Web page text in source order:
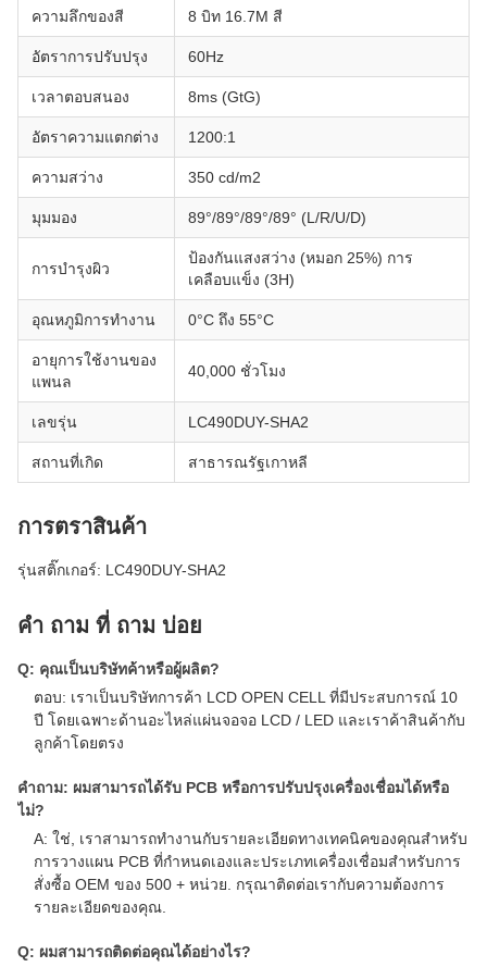
ความลึกของสี 8 บิท 16.7M สี
อัตราการปรับปรุง 60Hz
เวลาตอบสนอง 8ms (GtG)
อัตราความแตกต่าง 1200:1
ความสว่าง 350 cd/m2
มุมมอง 89°/89°/89°/89° (L/R/U/D)
การบํารุงผิว
ป้องกันแสงสว่าง (หมอก 25%) การ
เคลือบแข็ง (3H)
อุณหภูมิการทํางาน 0°C ถึง 55°C
อายุการใช้งานของ
แพนล
40,000 ชั่วโมง
เลขรุ่น LC490DUY-SHA2
สถานที่เกิด สาธารณรัฐเกาหลี
การตราสินค้า
รุ่นสติ๊กเกอร์: LC490DUY-SHA2
คํา ถาม ที่ ถาม บ่อย
Q: คุณเป็นบริษัทค้าหรือผู้ผลิต?
ตอบ: เราเป็นบริษัทการค้า LCD OPEN CELL ที่มีประสบการณ์ 10
ปี โดยเฉพาะด้านอะไหล่แผ่นจอจอ LCD / LED และเราค้าสินค้ากับ
ลูกค้าโดยตรง
คําถาม: ผมสามารถได้รับ PCB หรือการปรับปรุงเครื่องเชื่อมได้หรือ
ไม่?
A: ใช่, เราสามารถทํางานกับรายละเอียดทางเทคนิคของคุณสําหรับ
การวางแผน PCB ที่กําหนดเองและประเภทเครื่องเชื่อมสําหรับการ
สั่งซื้อ OEM ของ 500 + หน่วย. กรุณาติดต่อเรากับความต้องการ
รายละเอียดของคุณ.
Q: ผมสามารถติดต่อคุณได้อย่างไร?